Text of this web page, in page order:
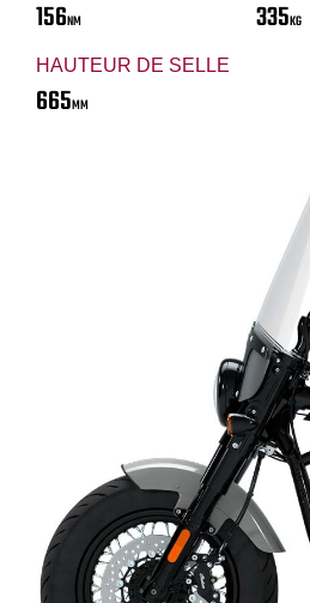
156NM 335KG
HAUTEUR DE SELLE
665MM